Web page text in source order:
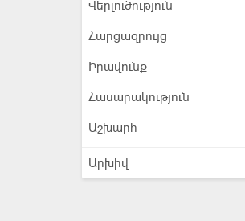
Վերլուծություն
Հարցազրույց
Իրավունք
Հասարակություն
Աշխարհ
Արխիվ